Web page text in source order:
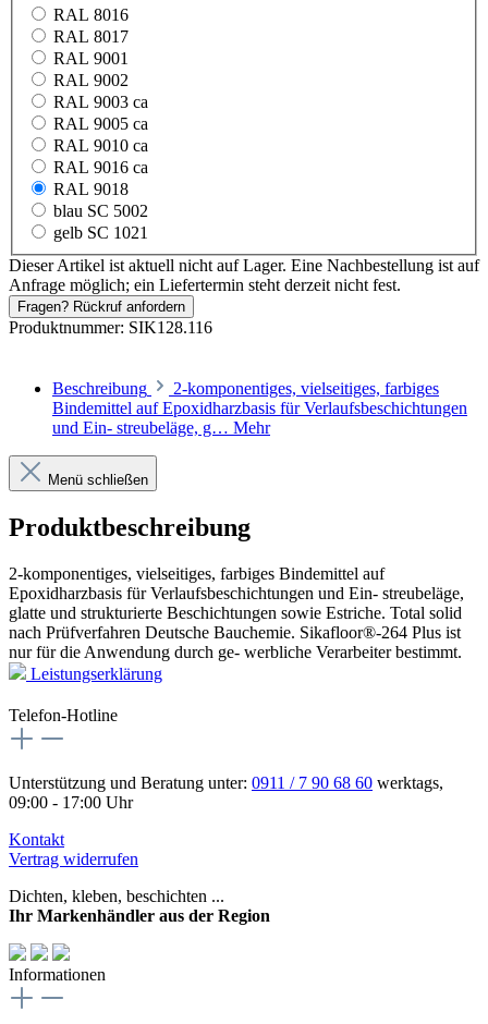
RAL 8016
RAL 8017
RAL 9001
RAL 9002
RAL 9003 ca
RAL 9005 ca
RAL 9010 ca
RAL 9016 ca
RAL 9018
blau SC 5002
gelb SC 1021
Dieser Artikel ist aktuell nicht auf Lager. Eine Nachbestellung ist auf
Anfrage möglich; ein Liefertermin steht derzeit nicht fest.
Fragen? Rückruf anfordern
Produktnummer: SIK128.116
Beschreibung
2-komponentiges, vielseitiges, farbiges
Bindemittel auf Epoxidharzbasis für Verlaufsbeschichtungen
und Ein- streubeläge, g… Mehr
Menü schließen
Produktbeschreibung
2-komponentiges, vielseitiges, farbiges Bindemittel auf
Epoxidharzbasis für Verlaufsbeschichtungen und Ein- streubeläge,
glatte und strukturierte Beschichtungen sowie Estriche. Total solid
nach Prüfverfahren Deutsche Bauchemie. Sikafloor®-264 Plus ist
nur für die Anwendung durch ge- werbliche Verarbeiter bestimmt.
Leistungserklärung
Telefon-Hotline
Unterstützung und Beratung unter: 0911 / 7 90 68 60 werktags,
09:00 - 17:00 Uhr
Kontakt
Vertrag widerrufen
Dichten, kleben, beschichten ...
Ihr Markenhändler aus der Region
Informationen